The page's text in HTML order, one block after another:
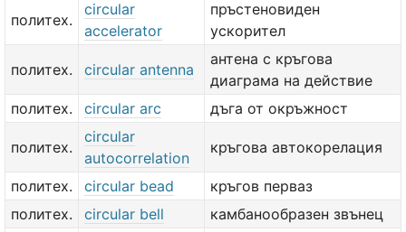
политех.
circular
accelerator
пръстеновиден
ускорител
политех. circular antenna
антена с кръгова
диаграма на действие
политех.
circular arc дъга от окръжност
политех.
circular
autocorrelation
кръгова автокорелация
политех. circular bead
кръгов перваз
политех.
circular bell
камбанообразен звънец